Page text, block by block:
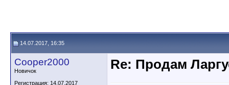
14.07.2017, 16:35
Cooper2000
Новичок
Регистрация: 14.07.2017
Re: Продам